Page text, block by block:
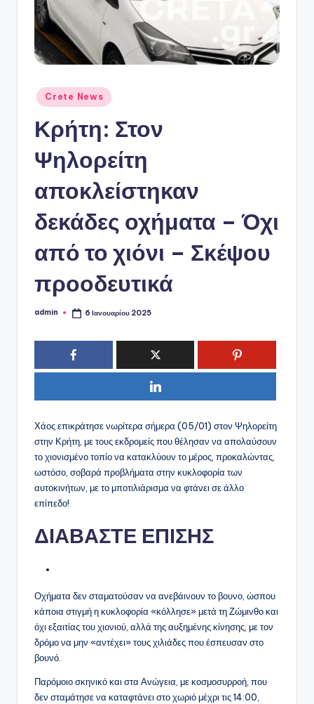
P
o
Αναρτήθηκε
σε
Crete News
Κρήτη: Στον
Ψηλορείτη
αποκλείστηκαν
δεκάδες οχήματα – Όχι
από το χιόνι – Σκέψου
προοδευτικά
Συγγραφέας:
admin 6 Ιανουαρίου 2025
Χάος επικράτησε νωρίτερα σήμερα (05/01) στον Ψηλορείτη
στην Κρήτη, με τους εκδρομείς που θέλησαν να απολαύσουν
το χιονισμένο τοπίο να κατακλύουν το μέρος, προκαλώντας,
ωστόσο, σοβαρά προβλήματα στην κυκλοφορία των
αυτοκινήτων, με το μποτιλιάρισμα να φτάνει σε άλλο
επίπεδο!
ΔΙΑΒΑΣΤΕ ΕΠΙΣΗΣ
Οχήματα δεν σταματούσαν να ανεβάινουν το βουνο, ώσπου
κάποια στιγμή η κυκλοφορία «κόλλησε» μετά τη Ζώμινθο και
όχι εξαιτίας του χιονιού, αλλά της αυξημένης κίνησης, με τον
δρόμο να μην «αντέχει» τους χιλιάδες που έσπευσαν στο
βουνό.
Παρόμοιο σκηνικό και στα Ανώγεια, με κοσμοσυρροή, που
δεν σταμάτησε να καταφτάνει στο χωριό μέχρι τις 14:00,